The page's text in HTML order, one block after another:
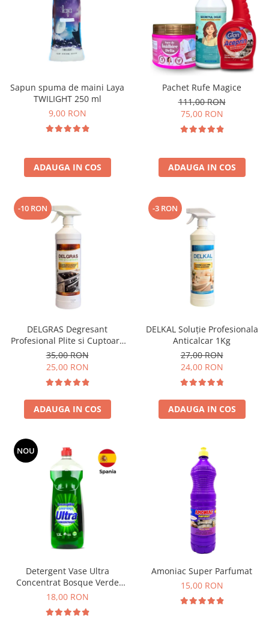
Sapun spuma de maini Laya
TWILIGHT 250 ml
9,00 RON
ADAUGA IN COS
Pachet Rufe Magice
111,00 RON
75,00 RON
ADAUGA IN COS
-10 RON
DELGRAS Degresant
Profesional Plite si Cuptoare
1L
35,00 RON
25,00 RON
ADAUGA IN COS
-3 RON
DELKAL Soluție Profesionala
Anticalcar 1Kg
27,00 RON
24,00 RON
ADAUGA IN COS
NOU
Detergent Vase Ultra
Concentrat Bosque Verde
Spania 1.3L
18,00 RON
Amoniac Super Parfumat
15,00 RON